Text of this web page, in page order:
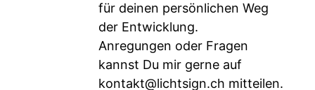
für deinen persönlichen Weg
der Entwicklung.
Anregungen oder Fragen
kannst Du mir gerne auf
kontakt@lichtsign.ch mitteilen.